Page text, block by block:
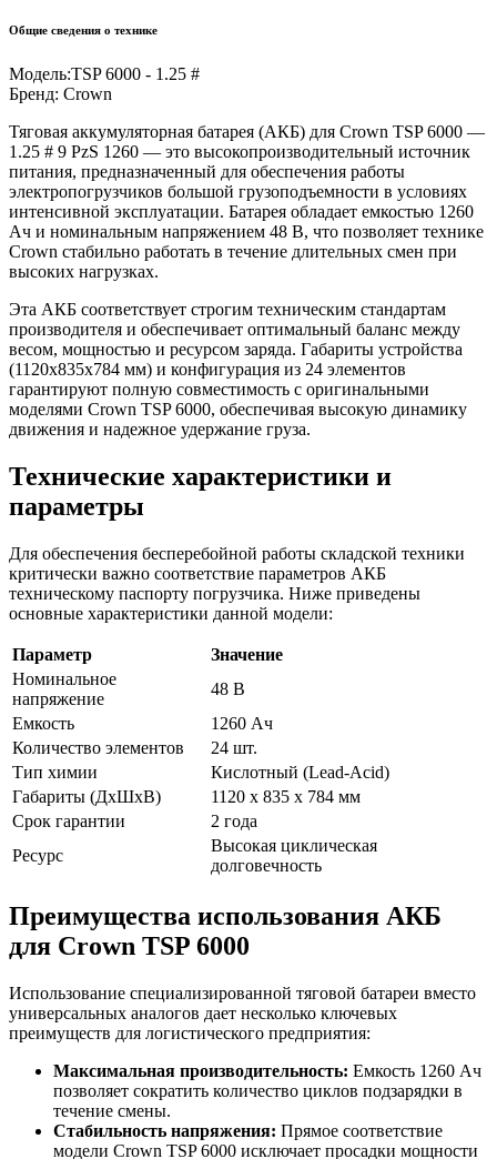
Общие сведения о технике
Модель:TSP 6000 - 1.25 #
Бренд: Crown
Тяговая аккумуляторная батарея (АКБ) для Crown TSP 6000 —
1.25 # 9 PzS 1260 — это высокопроизводительный источник
питания, предназначенный для обеспечения работы
электропогрузчиков большой грузоподъемности в условиях
интенсивной эксплуатации. Батарея обладает емкостью 1260
Ач и номинальным напряжением 48 В, что позволяет технике
Crown стабильно работать в течение длительных смен при
высоких нагрузках.
Эта АКБ соответствует строгим техническим стандартам
производителя и обеспечивает оптимальный баланс между
весом, мощностью и ресурсом заряда. Габариты устройства
(1120x835x784 мм) и конфигурация из 24 элементов
гарантируют полную совместимость с оригинальными
моделями Crown TSP 6000, обеспечивая высокую динамику
движения и надежное удержание груза.
Технические характеристики и
параметры
Для обеспечения бесперебойной работы складской техники
критически важно соответствие параметров АКБ
техническому паспорту погрузчика. Ниже приведены
основные характеристики данной модели:
Параметр
Значение
Номинальное
напряжение
48 В
Емкость
1260 Ач
Количество элементов
24 шт.
Тип химии
Кислотный (Lead-Acid)
Габариты (ДхШхВ)
1120 x 835 x 784 мм
Срок гарантии
2 года
Ресурс
Высокая циклическая
долговечность
Преимущества использования АКБ
для Crown TSP 6000
Использование специализированной тяговой батареи вместо
универсальных аналогов дает несколько ключевых
преимуществ для логистического предприятия:
Максимальная производительность: Емкость 1260 Ач
позволяет сократить количество циклов подзарядки в
течение смены.
Стабильность напряжения: Прямое соответствие
модели Crown TSP 6000 исключает просадки мощности